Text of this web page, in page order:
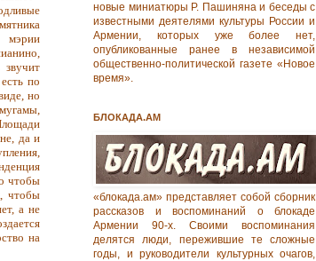
мэрии
по
но
да и
чтобы
чтобы
а не
на
новые миниатюры Р. Пашиняна и беседы с
известными деятелями культуры России и
Армении, которых уже более нет,
опубликованные ранее в независимой
общественно-политической газете «Новое
время».
БЛОКАДА.АМ
«блокада.ам» представляет собой сборник
рассказов и воспоминаний о блокаде
Армении 90-х. Своими воспоминания
делятся люди, пережившие те сложные
годы, и руководители культурных очагов,